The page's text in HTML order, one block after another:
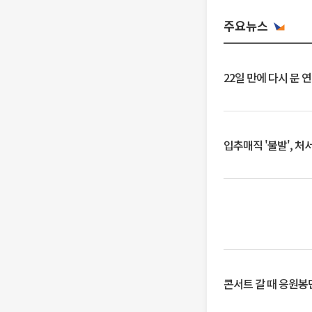
주요뉴스
22일 만에 다시 문
입추매직 '불발', 처
콘서트 갈 때 응원